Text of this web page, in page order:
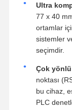
Ultra
77 x 40
ortamlar
sistemler
seçimdir.
Çok
noktası
bu cihaz,
PLC